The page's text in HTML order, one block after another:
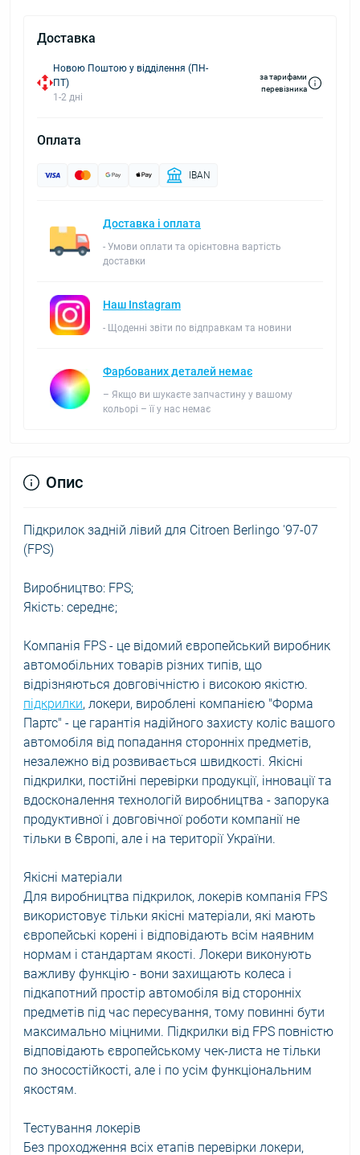
Доставка
Новою Поштою у відділення (ПН-
ПТ)
1-2 дні
за тарифами
перевізника
Оплата
IBAN
Доставка і оплата
- Умови оплати та орієнтовна вартість
доставки
Наш Instagram
- Щоденні звіти по відправкам та новини
Фарбованих деталей немає
– Якщо ви шукаєте запчастину у вашому
кольорі – її у нас немає
Опис
Підкрилок задній лівий для Citroen Berlingo '97-07
(FPS)
Виробництво: FPS;
Якість: середнє;
Компанія FPS - це відомий європейський виробник
автомобільних товарів різних типів, що
відрізняються довговічністю і високою якістю.
підкрилки, локери, вироблені компанією "Форма
Партс" - це гарантія надійного захисту коліс вашого
автомобіля від попадання сторонніх предметів,
незалежно від розвивається швидкості. Якісні
підкрилки, постійні перевірки продукції, інновації та
вдосконалення технологій виробництва - запорука
продуктивної і довговічної роботи компанії не
тільки в Європі, але і на території України.
Якісні матеріали
Для виробництва підкрилок, локерів компанія FPS
використовує тільки якісні матеріали, які мають
європейські корені і відповідають всім наявним
нормам і стандартам якості. Локери виконують
важливу функцію - вони захищають колеса і
підкапотний простір автомобіля від сторонніх
предметів під час пересування, тому повинні бути
максимально міцними. Підкрилки від FPS повністю
відповідають європейському чек-листа не тільки
по зносостійкості, але і по усім функціональним
якостям.
Тестування локерів
Без проходження всіх етапів перевірки локери,